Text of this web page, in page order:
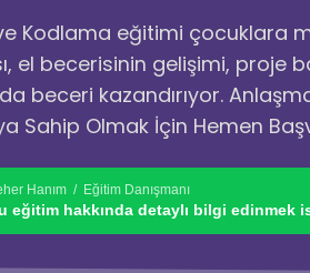
Kodlama eğitimi çocuklara
el becerisinin gelişimi, proje
beceri kazandırıyor.
Sahip Olmak İçin Hemen
Hanım / Eğitim Danışmanı
eğitim hakkında detaylı bilgi edinmek